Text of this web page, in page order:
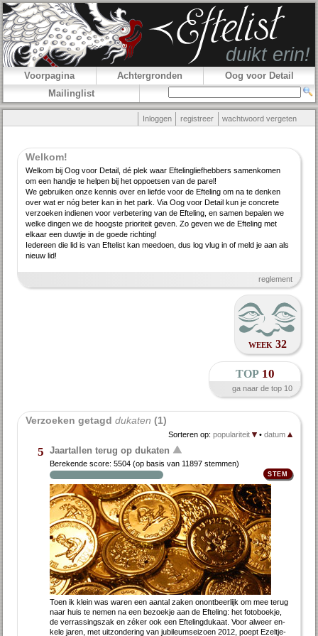
Voorpagina Achtergronden
Oog voor Detail
Mailinglist
Inloggen registreer wachtwoord vergeten
Welkom!
Welkom bij Oog voor Detail, dé plek waar Efteling­lief­hebbers samenkomen
om een handje te helpen bij het oppoetsen van de parel!
We gebruiken onze kennis over en liefde voor de Efteling om na te denken
over wat er nóg beter kan in het park. Via Oog voor Detail kun je concrete
verzoeken indienen voor verbe­tering van de Efteling, en samen bepalen we
welke dingen we de hoogste priori­teit geven. Zo geven we de Efteling met
elkaar een duwtje in de goede richting!
Iedereen die lid is van Eftelist kan meedoen, dus log vlug in of meld je aan als
nieuw lid!
reglement
week 32
top 10
ga naar de top 10
Verzoeken getagd dukaten (1)
Sorteren op: populariteit • datum
5 Jaartallen terug op dukaten
Berekende score:5504 (op basis van 11897 stemmen)
Toen ik klein was wa­ren een aan­tal za­ken on­ont­beer­lijk om mee te­rug
naar huis te ne­men na een be­zoek­je aan de Ef­te­ling: het fo­to­boek­je,
de ver­ras­sings­zak en zé­ker ook een Ef­te­ling­du­kaat. Voor al­weer en­
ke­le ja­ren, met uitzondering van jubileumseizoen 2012, poept Ezel­tje-